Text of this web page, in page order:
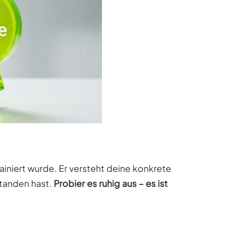
wurde. Er versteht deine konkrete
hast. Probier es ruhig aus – es ist